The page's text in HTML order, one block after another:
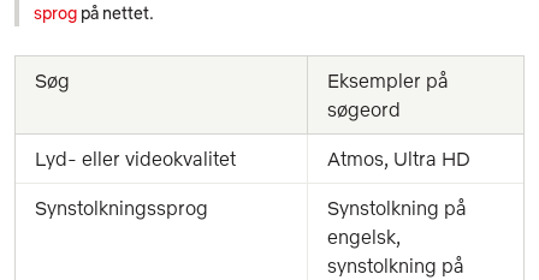
sprog på nettet.
Søg
Eksempler på
søgeord
Lyd- eller videokvalitet Atmos, Ultra HD
Synstolkningssprog
Synstolkning på
engelsk,
synstolkning på